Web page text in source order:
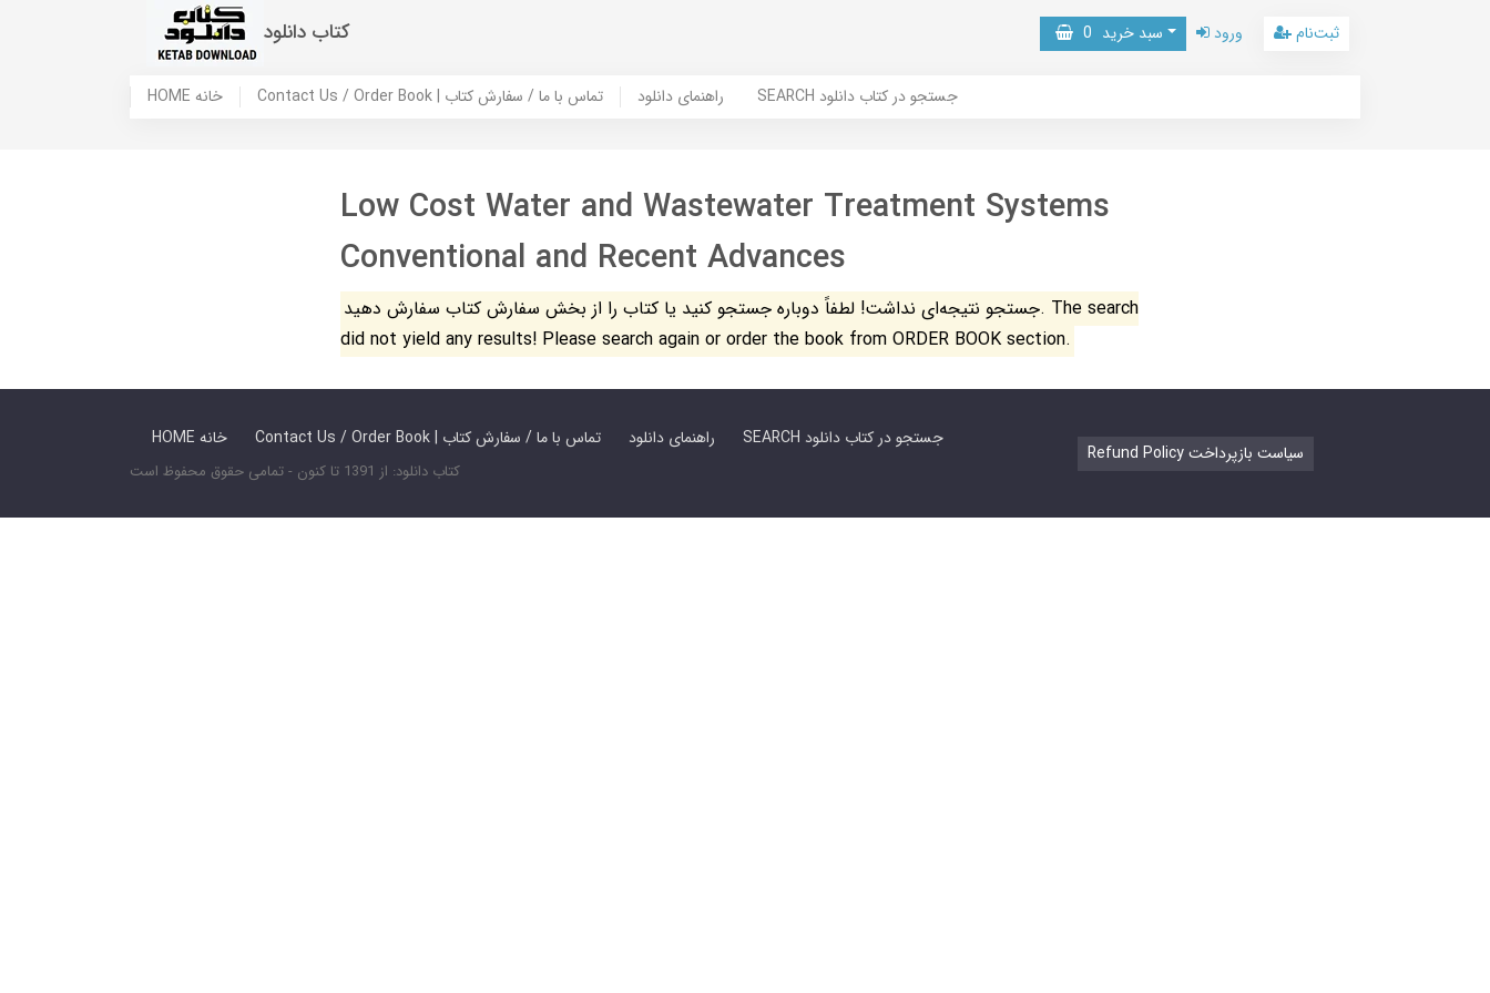
کتاب دانلود سبد خرید 0 ورود ثبت‌نام
HOME خانه Contact Us / Order Book | تماس با ما / سفارش کتاب راهنمای دانلود SEARCH جستجو در کتاب دانلود
Low Cost Water and Wastewater Treatment Systems
Conventional and Recent Advances
جستجو نتیجه‌ای نداشت! لطفاً دوباره جستجو کنید یا کتاب را از بخش سفارش کتاب سفارش دهید. The search
did not yield any results! Please search again or order the book from ORDER BOOK section.
HOME خانه Contact Us / Order Book | تماس با ما / سفارش کتاب راهنمای دانلود SEARCH جستجو در کتاب دانلود
کتاب دانلود: از 1391 تا کنون - تمامی حقوق محفوظ است
Refund Policy سیاست بازپرداخت